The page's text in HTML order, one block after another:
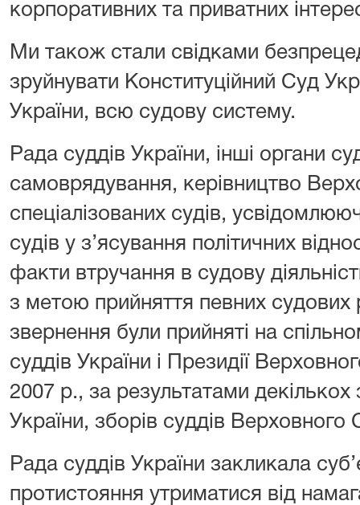
корпоративних та приватних
Ми також стали свідками
зруйнувати Конституційний Суд
України, всю судову систему.
Рада суддів України, інші органи
самоврядування, керівництво
спеціалізованих судів,
судів у з’ясування політичних
факти втручання в судову
з метою прийняття певних судових
звернення були прийняті на
суддів України і Президії
2007 р., за результатами декількох
України, зборів суддів Верховного
Рада суддів України закликала
протистояння утриматися від